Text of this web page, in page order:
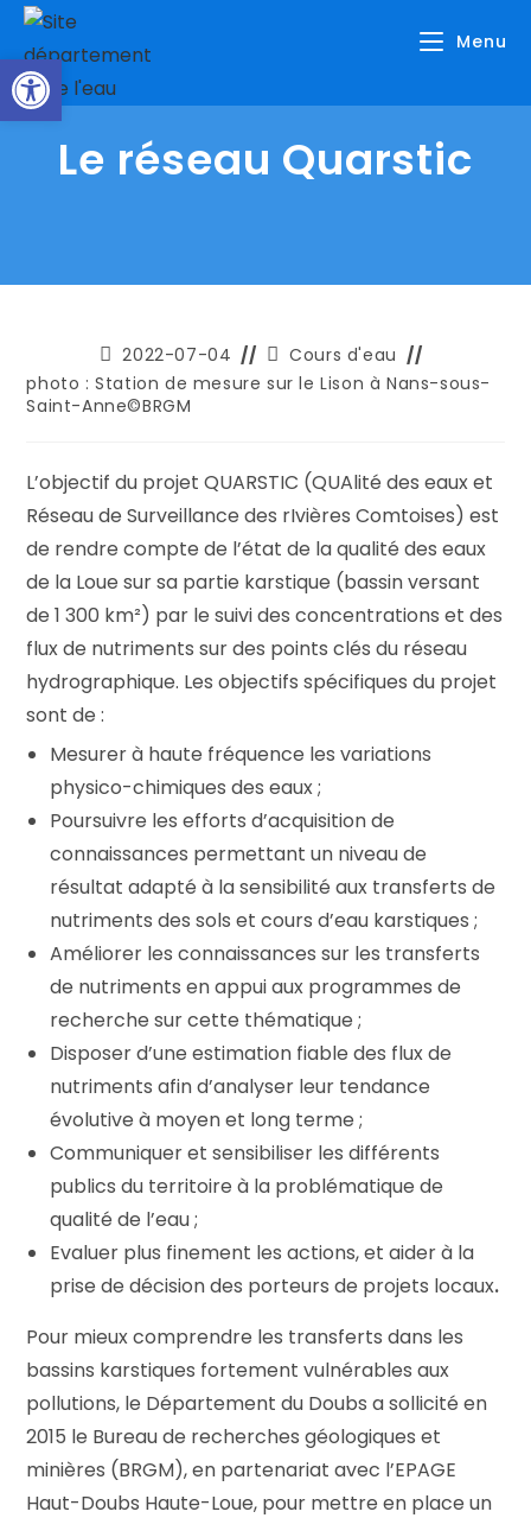
Skip
content
Menu
Le réseau Quarstic
Publication
publiée :
2022-07-04
Post
category:
Cours d'eau
photo : Station de mesure sur le Lison à Nans-sous-
Saint-Anne©BRGM
L’objectif du projet QUARSTIC (QUAlité des eaux et
Réseau de Surveillance des rIvières Comtoises) est
de rendre compte de l’état de la qualité des eaux
de la Loue sur sa partie karstique (bassin versant
de 1 300 km²) par le suivi des concentrations et des
flux de nutriments sur des points clés du réseau
hydrographique. Les objectifs spécifiques du projet
sont de :
Mesurer à haute fréquence les variations
physico-chimiques des eaux ;
Poursuivre les efforts d’acquisition de
connaissances permettant un niveau de
résultat adapté à la sensibilité aux transferts de
nutriments des sols et cours d’eau karstiques ;
Améliorer les connaissances sur les transferts
de nutriments en appui aux programmes de
recherche sur cette thématique ;
Disposer d’une estimation fiable des flux de
nutriments afin d’analyser leur tendance
évolutive à moyen et long terme ;
Communiquer et sensibiliser les différents
publics du territoire à la problématique de
qualité de l’eau ;
Evaluer plus finement les actions, et aider à la
prise de décision des porteurs de projets locaux.
Pour mieux comprendre les transferts dans les
bassins karstiques fortement vulnérables aux
pollutions, le Département du Doubs a sollicité en
2015 le Bureau de recherches géologiques et
minières (BRGM), en partenariat avec l’EPAGE
Haut-Doubs Haute-Loue, pour mettre en place un
Ouvrir la barre d’outils